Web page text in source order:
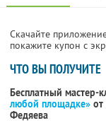
Скачайте
покажите купон с
ЧТО ВЫ ПОЛУЧИТЕ
Бесплатный мастер-
любой площадке» от
Федяева